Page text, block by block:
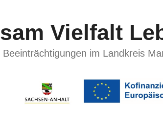
Vielfalt
im Landkreis